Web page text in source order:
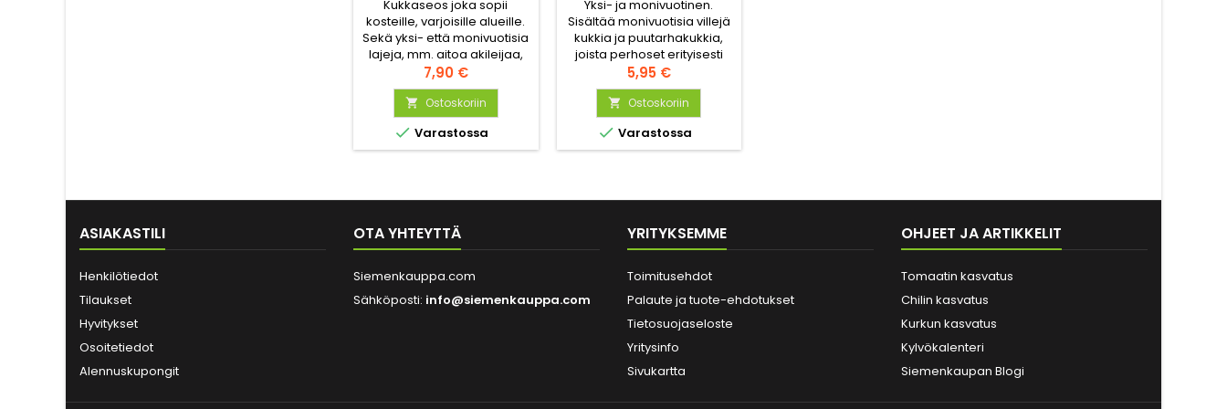
Kukkaseos joka sopii
kosteille, varjoisille alueille.
Sekä yksi- että monivuotisia
lajeja, mm. aitoa akileijaa,
erilaisia kellokukkia,
sormustinkukkia,
tuoksuorvokkia ja
kevätesikoita. Mukana myös
tuoksuvia lajikkeita jotka
houkuttelevat perhosia.
Hinta
7,90 €
 Ostoskoriin
 Varastossa
Yksi- ja monivuotinen.
Sisältää monivuotisia villejä
kukkia ja puutarhakukkia,
joista perhoset erityisesti
pitävät, mm. Nivelvirna,
Kärsämö, Oramasmalo,
Virma, Päivänkakkara,
Punainen päivänhattu,
Pienikukkainen- salvia,
Malva ja Suopayrtti. Sisältää
ensimmäisenä vuonna -
Ruiskukka,...
Hinta
5,95 €
 Ostoskoriin
 Varastossa
ASIAKASTILI
Henkilötiedot
Tilaukset
Hyvitykset
Osoitetiedot
Alennuskupongit
OTA YHTEYTTÄ
Siemenkauppa.com
Sähköposti: info@siemenkauppa.com
YRITYKSEMME
Toimitusehdot
Palaute ja tuote-ehdotukset
Tietosuojaseloste
Yritysinfo
Sivukartta
OHJEET JA ARTIKKELIT
Tomaatin kasvatus
Chilin kasvatus
Kurkun kasvatus
Kylvökalenteri
Siemenkaupan Blogi